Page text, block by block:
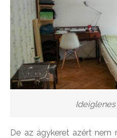
De az ágykeret azért